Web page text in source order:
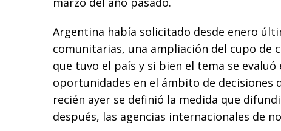
Argentina había solicitado desde enero
comunitarias, una ampliación del cupo de
que tuvo el país y si bien el tema se evaluó
oportunidades en el ámbito de decisiones
recién ayer se definió la medida que
después, las agencias internacionales de